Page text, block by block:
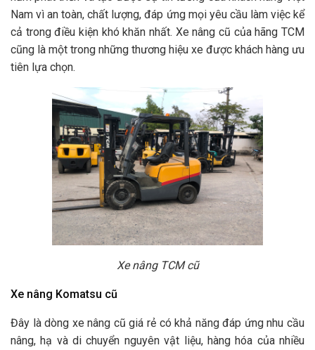
Nam vì an toàn, chất lượng, đáp ứng mọi yêu cầu làm việc kể
cả trong điều kiện khó khăn nhất. Xe nâng cũ của hãng TCM
cũng là một trong những thương hiệu xe được khách hàng ưu
tiên lựa chọn.
Xe nâng TCM cũ
Xe nâng Komatsu cũ
Đây là dòng xe nâng cũ giá rẻ có khả năng đáp ứng nhu cầu
nâng, hạ và di chuyển nguyên vật liệu, hàng hóa của nhiều